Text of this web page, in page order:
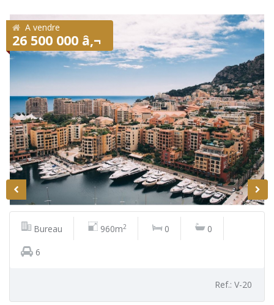
A vendre
26 500 000 â‚¬
Bureau 960m2 0
0
6
Ref.: V-20